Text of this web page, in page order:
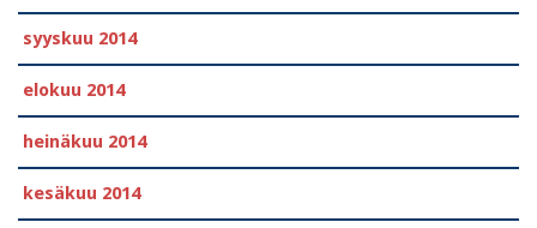
syyskuu 2014
elokuu 2014
heinäkuu 2014
kesäkuu 2014